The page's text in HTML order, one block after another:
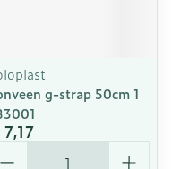
g-strap 50cm 1